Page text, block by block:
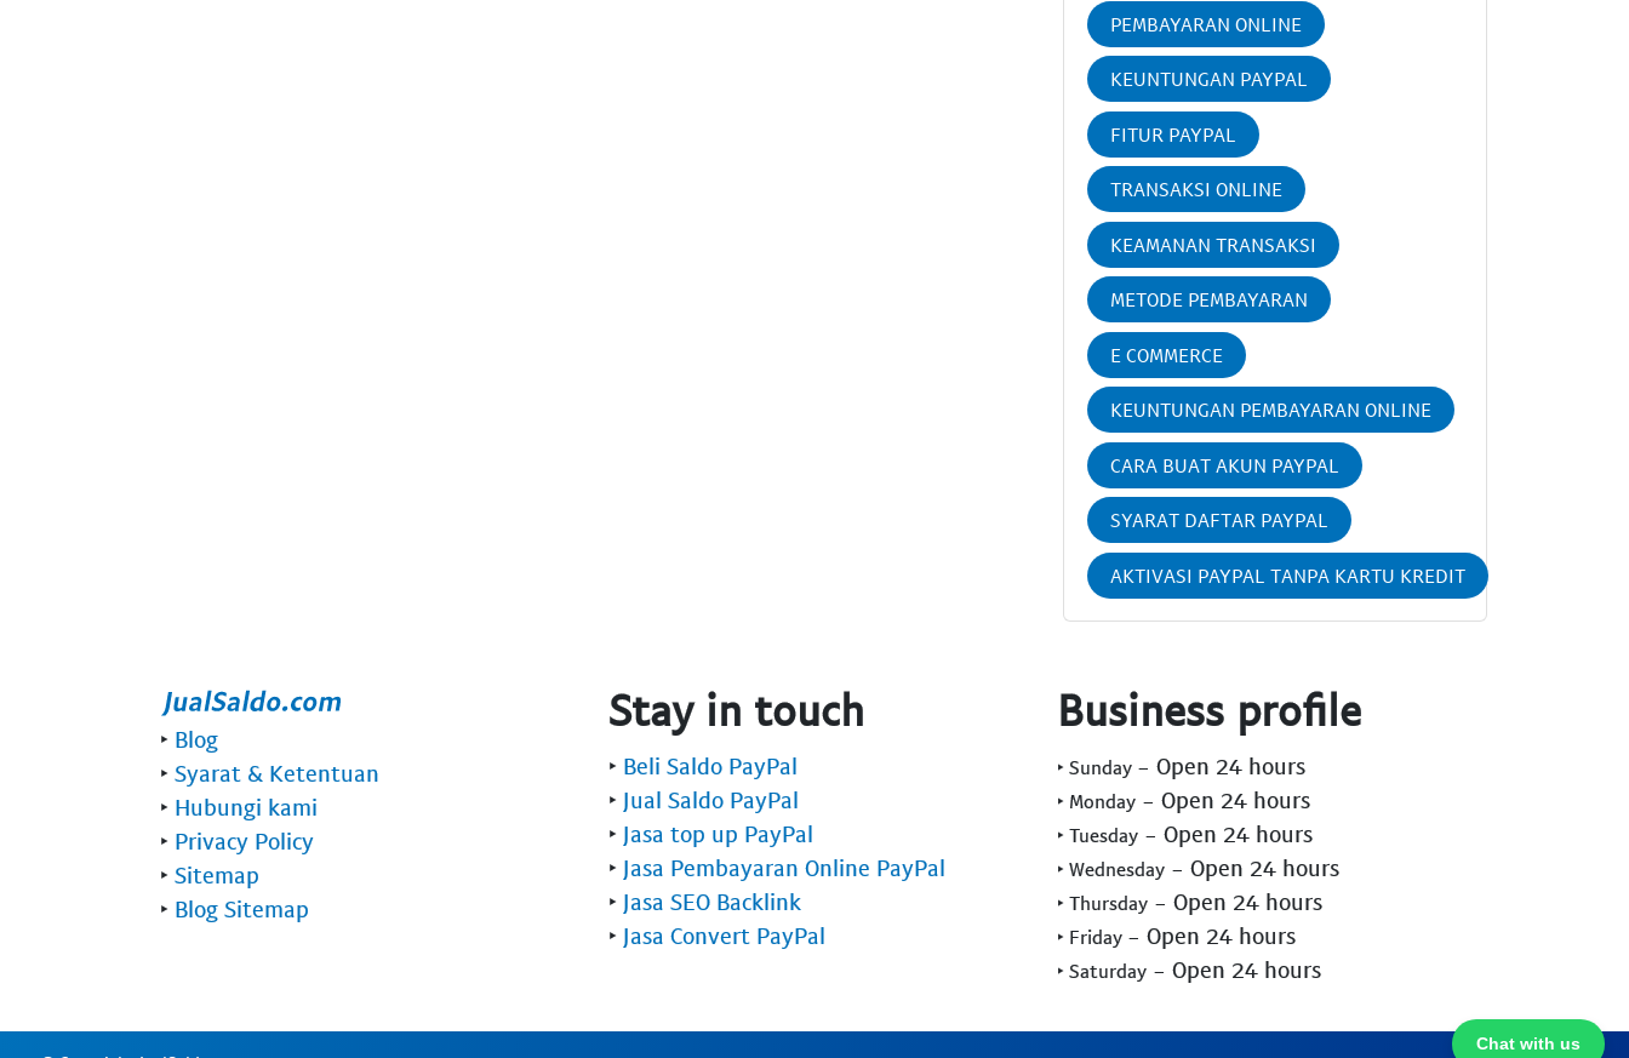
PEMBAYARAN ONLINE
KEUNTUNGAN PAYPAL
FITUR PAYPAL
TRANSAKSI ONLINE
KEAMANAN TRANSAKSI
METODE PEMBAYARAN
E COMMERCE
KEUNTUNGAN PEMBAYARAN ONLINE
CARA BUAT AKUN PAYPAL
SYARAT DAFTAR PAYPAL
AKTIVASI PAYPAL TANPA KARTU KREDIT
Chat with us
‣ Blog
‣ Syarat & Ketentuan
‣ Hubungi kami
‣ Privacy Policy
‣ Sitemap
‣ Blog Sitemap
Stay in touch
‣ Beli Saldo PayPal
‣ Jual Saldo PayPal
‣ Jasa top up PayPal
‣ Jasa Pembayaran Online PayPal
‣ Jasa SEO Backlink
‣ Jasa Convert PayPal
Business profile
‣ Sunday - Open 24 hours
‣ Monday - Open 24 hours
‣ Tuesday - Open 24 hours
‣ Wednesday - Open 24 hours
‣ Thursday - Open 24 hours
‣ Friday - Open 24 hours
‣ Saturday - Open 24 hours